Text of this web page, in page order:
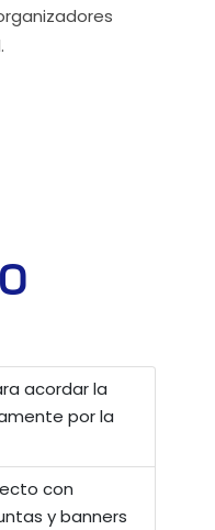
acordar la
por la
con
y banners